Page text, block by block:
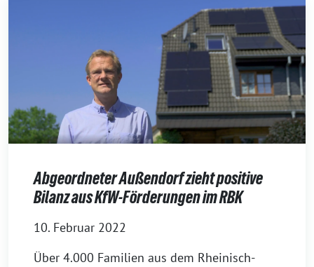
Abgeordneter Außendorf zieht positive
Bilanz aus KfW-Förderungen im RBK
10. Februar 2022
Über 4.000 Familien aus dem Rheinisch-